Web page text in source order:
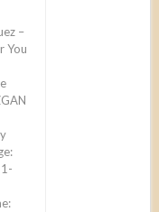
–
You